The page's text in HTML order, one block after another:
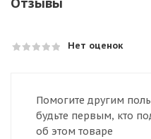
Нет оценок
Помогите другим
будьте первым, кто
об этом товаре